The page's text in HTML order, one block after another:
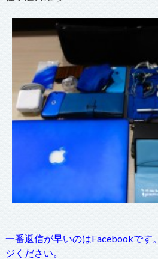
一番返信が早いのはFacebookです
ジください。